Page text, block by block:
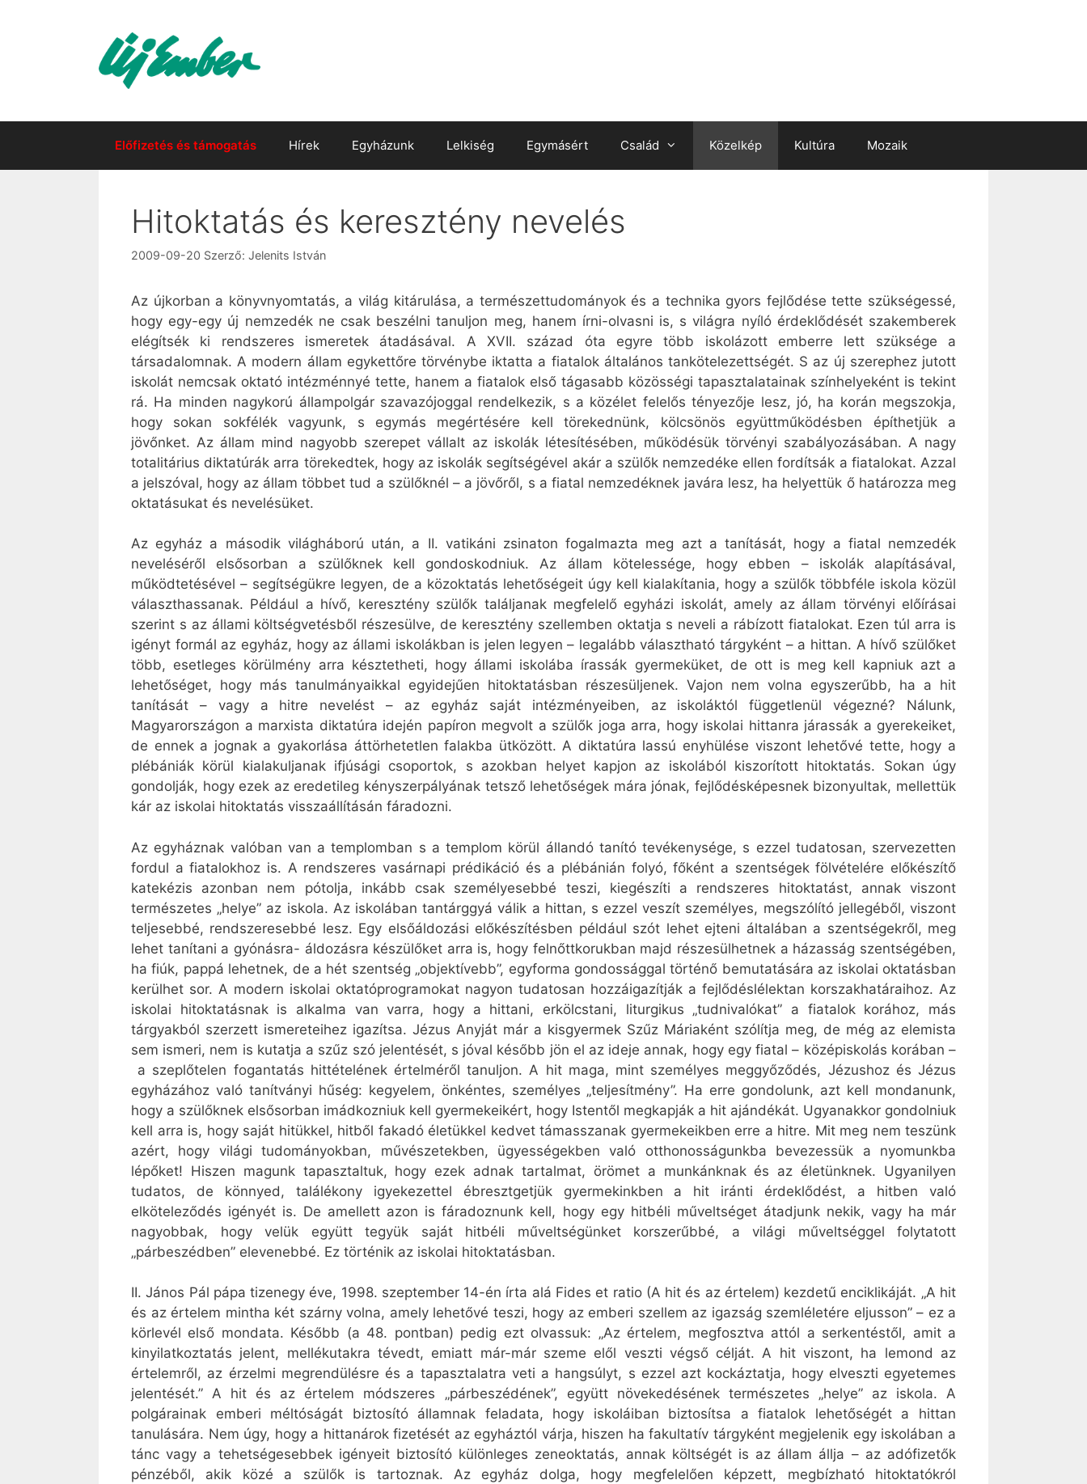
Előfizetés és támogatás Hírek Egyházunk Lelkiség Egymásért Család Közelkép Kultúra Mozaik
Hitoktatás és keresztény nevelés
2009-09-20 Szerző: Jelenits István
Az újkorban a könyvnyomtatás, a világ kitárulása, a természettudományok és a technika gyors fejlődése tette szükségessé,
hogy egy-egy új nemzedék ne csak beszélni tanuljon meg, hanem írni-olvasni is, s világra nyíló érdeklődését szakemberek
elégítsék ki rendszeres ismeretek átadásával. A XVII. század óta egyre több iskolázott emberre lett szüksége a
társadalomnak. A modern állam egykettőre törvénybe iktatta a fiatalok általános tankötelezettségét. S az új szerephez jutott
iskolát nemcsak oktató intézménnyé tette, hanem a fiatalok első tágasabb közösségi tapasztalatainak színhelyeként is tekint
rá. Ha minden nagykorú állampolgár szavazójoggal rendelkezik, s a közélet felelős tényezője lesz, jó, ha korán megszokja,
hogy sokan sokfélék vagyunk, s egymás megértésére kell törekednünk, kölcsönös együttműködésben építhetjük a
jövőnket. Az állam mind nagyobb szerepet vállalt az iskolák létesítésében, működésük törvényi szabályozásában. A nagy
totalitárius diktatúrák arra törekedtek, hogy az iskolák segítségével akár a szülők nemzedéke ellen fordítsák a fiatalokat. Azzal
a jelszóval, hogy az állam többet tud a szülőknél – a jövőről, s a fiatal nemzedéknek javára lesz, ha helyettük ő határozza meg
oktatásukat és nevelésüket.
Az egyház a második világháború után, a II. vatikáni zsinaton fogalmazta meg azt a tanítását, hogy a fiatal nemzedék
neveléséről elsősorban a szülőknek kell gondoskodniuk. Az állam kötelessége, hogy ebben – iskolák alapításával,
működtetésével – segítségükre legyen, de a közoktatás lehetőségeit úgy kell kialakítania, hogy a szülők többféle iskola közül
választhassanak. Például a hívő, keresztény szülők találjanak megfelelő egyházi iskolát, amely az állam törvényi előírásai
szerint s az állami költségvetésből részesülve, de keresztény szellemben oktatja s neveli a rábízott fiatalokat. Ezen túl arra is
igényt formál az egyház, hogy az állami iskolákban is jelen legyen – legalább választható tárgyként – a hittan. A hívő szülőket
több, esetleges körülmény arra késztetheti, hogy állami iskolába írassák gyermeküket, de ott is meg kell kapniuk azt a
lehetőséget, hogy más tanulmányaikkal egyidejűen hitoktatásban részesüljenek. Vajon nem volna egyszerűbb, ha a hit
tanítását – vagy a hitre nevelést – az egyház saját intézményeiben, az iskoláktól függetlenül végezné? Nálunk,
Magyarországon a marxista diktatúra idején papíron megvolt a szülők joga arra, hogy iskolai hittanra járassák a gyerekeiket,
de ennek a jognak a gyakorlása áttörhetetlen falakba ütközött. A diktatúra lassú enyhülése viszont lehetővé tette, hogy a
plébániák körül kialakuljanak ifjúsági csoportok, s azokban helyet kapjon az iskolából kiszorított hitoktatás. Sokan úgy
gondolják, hogy ezek az eredetileg kényszerpályának tetsző lehetőségek mára jónak, fejlődésképesnek bizonyultak, mellettük
kár az iskolai hitoktatás visszaállításán fáradozni.
Az egyháznak valóban van a templomban s a templom körül állandó tanító tevékenysége, s ezzel tudatosan, szervezetten
fordul a fiatalokhoz is. A rendszeres vasárnapi prédikáció és a plébánián folyó, főként a szentségek fölvételére előkészítő
katekézis azonban nem pótolja, inkább csak személyesebbé teszi, kiegészíti a rendszeres hitoktatást, annak viszont
természetes „helye” az iskola. Az iskolában tantárggyá válik a hittan, s ezzel veszít személyes, megszólító jellegéből, viszont
teljesebbé, rendszeresebbé lesz. Egy elsőáldozási előkészítésben például szót lehet ejteni általában a szentségekről, meg
lehet tanítani a gyónásra- áldozásra készülőket arra is, hogy felnőttkorukban majd részesülhetnek a házasság szentségében,
ha fiúk, pappá lehetnek, de a hét szentség „objektívebb”, egyforma gondossággal történő bemutatására az iskolai oktatásban
kerülhet sor. A modern iskolai oktatóprogramokat nagyon tudatosan hozzáigazítják a fejlődéslélektan korszakhatáraihoz. Az
iskolai hitoktatásnak is alkalma van varra, hogy a hittani, erkölcstani, liturgikus „tudnivalókat” a fiatalok korához, más
tárgyakból szerzett ismereteihez igazítsa. Jézus Anyját már a kisgyermek Szűz Máriaként szólítja meg, de még az elemista
sem ismeri, nem is kutatja a szűz szó jelentését, s jóval később jön el az ideje annak, hogy egy fiatal – középiskolás korában –
a szeplőtelen fogantatás hittételének értelméről tanuljon. A hit maga, mint személyes meggyőződés, Jézushoz és Jézus
egyházához való tanítványi hűség: kegyelem, önkéntes, személyes „teljesítmény”. Ha erre gondolunk, azt kell mondanunk,
hogy a szülőknek elsősorban imádkozniuk kell gyermekeikért, hogy Istentől megkapják a hit ajándékát. Ugyanakkor gondolniuk
kell arra is, hogy saját hitükkel, hitből fakadó életükkel kedvet támasszanak gyermekeikben erre a hitre. Mit meg nem teszünk
azért, hogy világi tudományokban, művészetekben, ügyességekben való otthonosságunkba bevezessük a nyomunkba
lépőket! Hiszen magunk tapasztaltuk, hogy ezek adnak tartalmat, örömet a munkánknak és az életünknek. Ugyanilyen
tudatos, de könnyed, találékony igyekezettel ébresztgetjük gyermekinkben a hit iránti érdeklődést, a hitben való
elköteleződés igényét is. De amellett azon is fáradoznunk kell, hogy egy hitbéli műveltséget átadjunk nekik, vagy ha már
nagyobbak, hogy velük együtt tegyük saját hitbéli műveltségünket korszerűbbé, a világi műveltséggel folytatott
„párbeszédben” elevenebbé. Ez történik az iskolai hitoktatásban.
II. János Pál pápa tizenegy éve, 1998. szeptember 14-én írta alá Fides et ratio (A hit és az értelem) kezdetű enciklikáját. „A hit
és az értelem mintha két szárny volna, amely lehetővé teszi, hogy az emberi szellem az igazság szemléletére eljusson” – ez a
körlevél első mondata. Később (a 48. pontban) pedig ezt olvassuk: „Az értelem, megfosztva attól a serkentéstől, amit a
kinyilatkoztatás jelent, mellékutakra tévedt, emiatt már-már szeme elől veszti végső célját. A hit viszont, ha lemond az
értelemről, az érzelmi megrendülésre és a tapasztalatra veti a hangsúlyt, s ezzel azt kockáztatja, hogy elveszti egyetemes
jelentését.” A hit és az értelem módszeres „párbeszédének”, együtt növekedésének természetes „helye” az iskola. A
polgárainak emberi méltóságát biztosító államnak feladata, hogy iskoláiban biztosítsa a fiatalok lehetőségét a hittan
tanulására. Nem úgy, hogy a hittanárok fizetését az egyháztól várja, hiszen ha fakultatív tárgyként megjelenik egy iskolában a
tánc vagy a tehetségesebbek igényeit biztosító különleges zeneoktatás, annak költségét is az állam állja – az adófizetők
pénzéből, akik közé a szülők is tartoznak. Az egyház dolga, hogy megfelelően képzett, megbízható hitoktatókról